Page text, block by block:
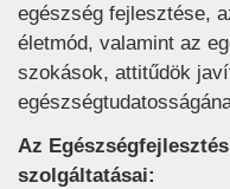
egészség fejlesztése,
életmód, valamint az
szokások, attitűdök
Az
szolgáltatásai: